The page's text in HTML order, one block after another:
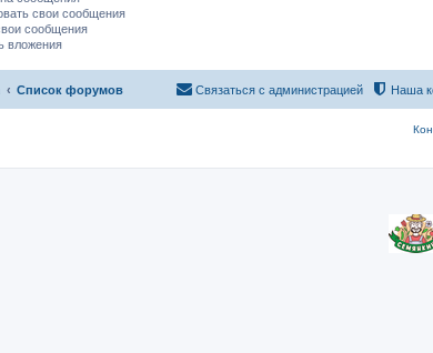
свои сообщения
сообщения
вложения
Список форумов Наша
Связаться с администрацией